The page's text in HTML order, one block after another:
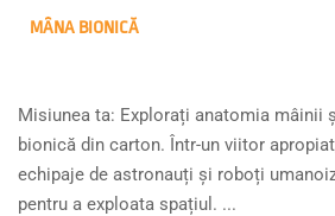
MÂNA BIONICĂ
Misiunea ta: Explorați anatomia mâinii
bionică din carton. Într-un viitor
echipaje de astronauți și roboți
pentru a exploata spațiul. ...